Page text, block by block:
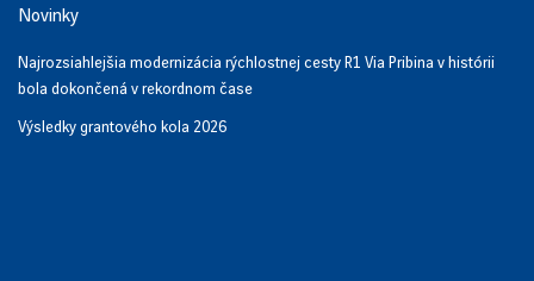
Novinky
Najrozsiahlejšia modernizácia rýchlostnej cesty R1 Via Pribina v histórii
bola dokončená v rekordnom čase
Výsledky grantového kola 2026